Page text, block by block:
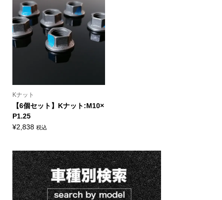
¥10,428
Kナット
【6個セット】Kナット:M10×
P1.25
¥2,838 税込